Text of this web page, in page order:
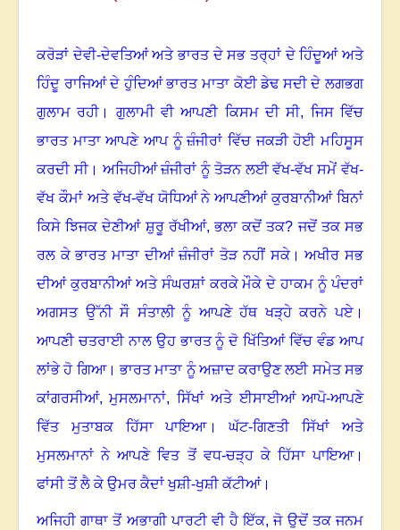
ਕਰੋੜਾਂ ਦੇਵੀ-ਦੇਵਤਿਆਂ ਅਤੇ ਭਾਰਤ ਦੇ ਸਭ ਤਰ੍ਹਾਂ ਦੇ ਹਿੰਦੂਆਂ ਅਤੇ
ਹਿੰਦੂ ਰਾਜਿਆਂ ਦੇ ਹੁੰਦਿਆਂ ਭਾਰਤ ਮਾਤਾ ਕੋਈ ਡੇਢ ਸਦੀ ਦੇ ਲਗਭਗ
ਗੁਲਾਮ ਰਹੀ। ਗੁਲਾਮੀ ਵੀ ਆਪਣੀ ਕਿਸਮ ਦੀ ਸੀ, ਜਿਸ ਵਿੱਚ
ਭਾਰਤ ਮਾਤਾ ਆਪਣੇ ਆਪ ਨੂੰ ਜ਼ੰਜੀਰਾਂ ਵਿੱਚ ਜਕੜੀ ਹੋਈ ਮਹਿਸੂਸ
ਕਰਦੀ ਸੀ। ਅਜਿਹੀਆਂ ਜ਼ੰਜੀਰਾਂ ਨੂੰ ਤੋੜਨ ਲਈ ਵੱਖ-ਵੱਖ ਸਮੇਂ ਵੱਖ-
ਵੱਖ ਕੌਮਾਂ ਅਤੇ ਵੱਖ-ਵੱਖ ਯੋਧਿਆਂ ਨੇ ਆਪਣੀਆਂ ਕੁਰਬਾਨੀਆਂ ਬਿਨਾਂ
ਕਿਸੇ ਝਿਜਕ ਦੇਣੀਆਂ ਸ਼ੁਰੂ ਰੱਖੀਆਂ,ਭਲਾ ਕਦੋਂ ਤਕ? ਜਦੋਂ ਤਕ ਸਭ
ਰਲ ਕੇ ਭਾਰਤ ਮਾਤਾ ਦੀਆਂ ਜ਼ੰਜੀਰਾਂ ਤੋੜ ਨਹੀਂ ਸਕੇ।ਅਖੀਰ ਸਭ
ਦੀਆਂ ਕੁਰਬਾਨੀਆਂ ਅਤੇ ਸੰਘਰਸ਼ਾਂ ਕਰਕੇ ਮੌਕੇ ਦੇ ਹਾਕਮ ਨੂੰ ਪੰਦਰਾਂ
ਅਗਸਤ ਉੱਨੀ ਸੌ ਸੰਤਾਲੀ ਨੂੰ ਆਪਣੇ ਹੱਥ ਖੜ੍ਹੇ ਕਰਨੇ ਪਏ ।
ਆਪਣੀ ਚਤਰਾਈ ਨਾਲ ਉਹ ਭਾਰਤ ਨੂੰ ਦੋ ਖਿੱਤਿਆਂ ਵਿੱਚ ਵੰਡ ਆਪ
ਲਾਂਭੇ ਹੋ ਗਿਆ।ਭਾਰਤ ਮਾਤਾ ਨੂੰ ਅਜ਼ਾਦ ਕਰਾਉਣ ਲਈ ਸਮੇਤ ਸਭ
ਕਾਂਗਰਸੀਆਂ,ਮੁਸਲਮਾਨਾਂ, ਸਿੱਖਾਂ ਅਤੇ ਈਸਾਈਆਂ ਆਪੋ-ਆਪਣੇ
ਵਿੱਤ ਮੁਤਾਬਕ ਹਿੱਸਾ ਪਾਇਆ।ਘੱਟ-ਗਿਣਤੀ ਸਿੱਖਾਂ ਅਤੇ
ਮੁਸਲਮਾਨਾਂ ਨੇ ਆਪਣੇ ਵਿਤ ਤੋਂ ਵਧ-ਚੜ੍ਹ ਕੇ ਹਿੱਸਾ ਪਾਇਆ।
ਫਾਂਸੀ ਤੋਂ ਲੈ ਕੇ ਉਮਰ ਕੈਦਾਂ ਖੁਸ਼ੀ-ਖੁਸ਼ੀ ਕੱਟੀਆਂ।
ਅਜਿਹੀ ਗਾਥਾ ਤੋਂ ਅਭਾਗੀ ਪਾਰਟੀ ਵੀ ਹੈ ਇੱਕ,ਜੋ ਉਦੋਂ ਤਕ ਜਨਮ